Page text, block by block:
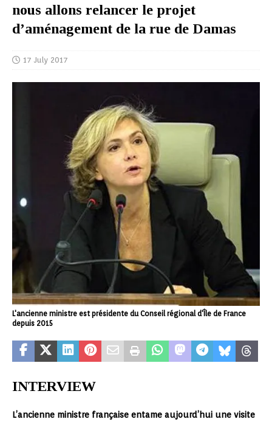
nous allons relancer le projet
d’aménagement de la rue de Damas
17 July 2017
L'ancienne ministre est présidente du Conseil régional d'Île de France
depuis 2015
INTERVIEW
L’ancienne ministre française entame aujourd’hui une visite